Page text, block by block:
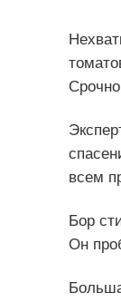
всем
Бор
Он